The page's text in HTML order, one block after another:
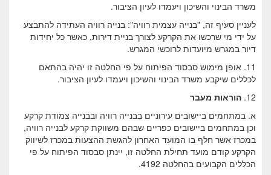
משרד הבינוי והשיכון ויעמדו לעיון הציבור.
לעניין סעיף זה, "בנייה עצמית רוויה": בנייה רוויה העתידה להתבצע
על ידי מי שרכשו את הקרקע לצורך בניית דירות, כאשר כל יחידות
דיור במגרש מיועדות לרוכשי המגרש.
11. אופן מימוש סבסוד הפיתוח על פי החלטה זו יהיה בהתאם
לכללים שיקבע משרד הבינוי והשיכון ויעמדו לעיון הציבור.
12. הוראות מעבר
א. במתחמים ביישובים עירוניים בבנייה רוויה ובבנייה צמודת קרקע
וכן במתחמים ביישובים כפריים שבהם משווקת קרקע לבנייה רוויה,
במכרז אשר חלף בו המועד האחרון להגשת ההצעות במכרז לשיווק
הקרקע קודם מועד תחילת החלטה זו, יינתן סבסוד הפיתוח על פי
הכללים הקבועים בהחלטה 4192.